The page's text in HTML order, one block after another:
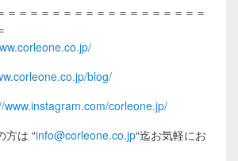
＝＝＝＝＝＝＝＝＝＝＝＝＝＝＝＝＝＝
blog/
www.instagram.com/corleone.jp/
方は “info@corleone.co.jp“迄お気軽にお